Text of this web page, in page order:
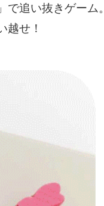
追い抜きゲーム。
越せ！